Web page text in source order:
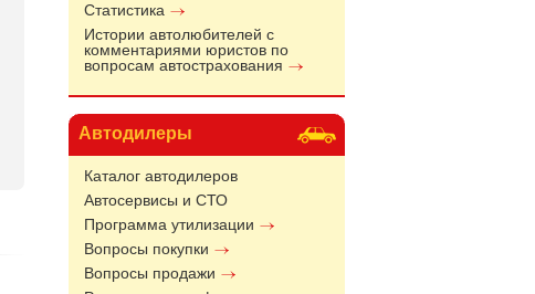
Статистика
Истории автолюбителей с
комментариями юристов по
вопросам автострахования
Автодилеры
Каталог автодилеров
Автосервисы и СТО
Программа утилизации
Вопросы покупки
Вопросы продажи